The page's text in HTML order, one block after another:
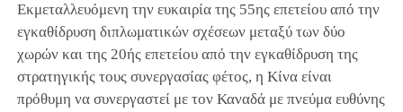
Εκμεταλλευόμενη την ευκαιρία της 55ης επετείου από την
εγκαθίδρυση διπλωματικών σχέσεων μεταξύ των δύο
χωρών και της 20ής επετείου από την εγκαθίδρυση της
στρατηγικής τους συνεργασίας φέτος, η Κίνα είναι
πρόθυμη να συνεργαστεί με τον Καναδά με πνεύμα ευθύνης